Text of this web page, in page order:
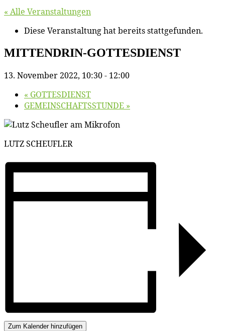
« Alle Veranstaltungen
Diese Veranstaltung hat bereits stattgefunden.
MITTENDRIN-GOTTESDIENST
13. November 2022, 10:30- 12:00
« GOTTESDIENST
GEMEINSCHAFTSSTUNDE »
LUTZ SCHEUFLER
Zum Kalender hinzufügen